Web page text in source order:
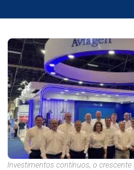
Investimentos contínuos, o